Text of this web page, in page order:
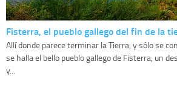
Fisterra, el pueblo gallego del fin de la
Allí donde parece terminar la Tierra, y sólo se
se halla el bello pueblo gallego de Fisterra, un
y...